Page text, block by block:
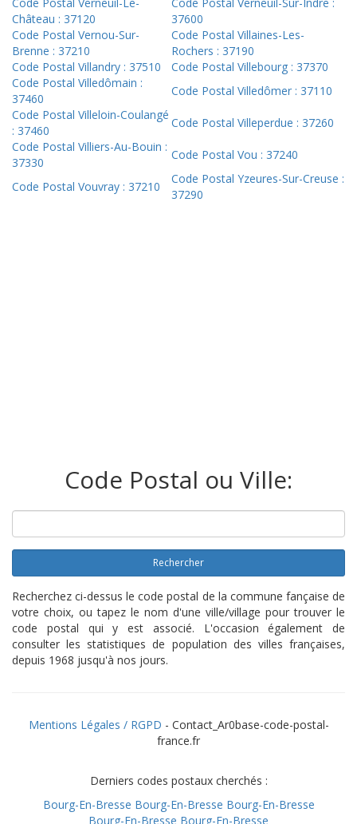
Code Postal Verneuil-Le-
Château : 37120
Code Postal Verneuil-Sur-Indre :
37600
Code Postal Vernou-Sur-
Brenne : 37210
Code Postal Villaines-Les-
Rochers : 37190
Code Postal Villandry : 37510
Code Postal Villebourg : 37370
Code Postal Villedômain :
37460
Code Postal Villedômer : 37110
Code Postal Villeloin-Coulangé
: 37460
Code Postal Villeperdue : 37260
Code Postal Villiers-Au-Bouin :
37330
Code Postal Vou : 37240
Code Postal Vouvray : 37210
Code Postal Yzeures-Sur-Creuse :
37290
Code Postal ou Ville:
Rechercher
Recherchez ci-dessus le code postal de la commune fançaise de
votre choix, ou tapez le nom d'une ville/village pour trouver le
code postal qui y est associé. L'occasion également de
consulter les statistiques de population des villes françaises,
depuis 1968 jusqu'à nos jours.
Mentions Légales / RGPD - Contact_Ar0base-code-postal-
france.fr
Derniers codes postaux cherchés :
Bourg-En-Bresse Bourg-En-Bresse Bourg-En-Bresse
Bourg-En-Bresse Bourg-En-Bresse